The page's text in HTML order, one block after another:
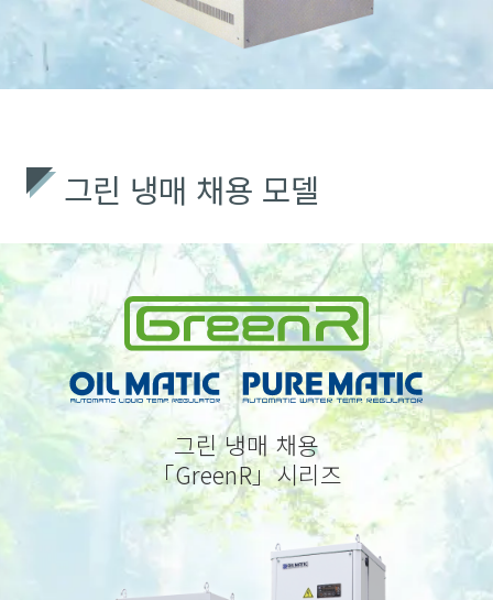
그린 냉매 채용 모델
그린 냉매 채용
「GreenR」시리즈